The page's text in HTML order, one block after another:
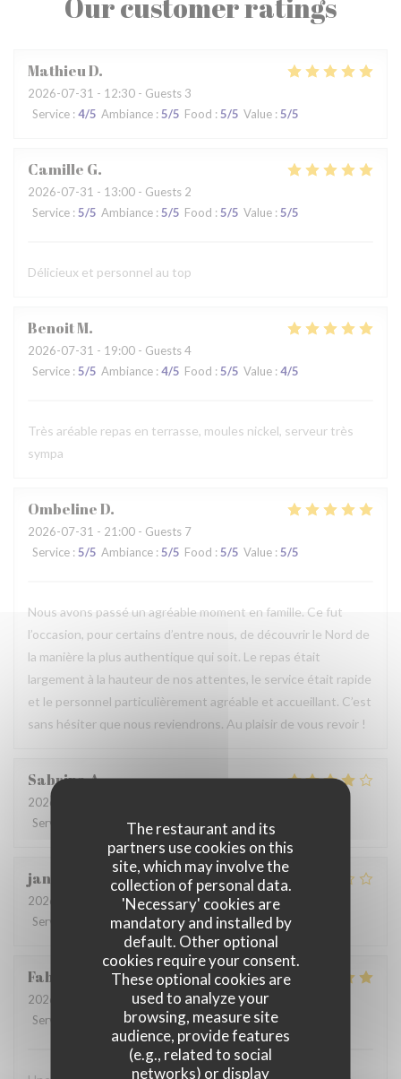
The restaurant and its
partners use cookies on this
site, which may involve the
collection of personal data.
'Necessary' cookies are
mandatory and installed by
default. Other optional
cookies require your consent.
These optional cookies are
used to analyze your
browsing, measure site
audience, provide features
(e.g., related to social
networks) or display
Our customer ratings
MathieuD
2026-07-31 - 12:30 - Guests 3
Service : 4/5 Ambiance : 5/5 Food : 5/5 Value : 5/5
Camille G
2026-07-31 - 13:00 - Guests 2
Service : 5/5 Ambiance : 5/5 Food : 5/5 Value : 5/5
Délicieux et personnel au top
BenoitM
2026-07-31 - 19:00 - Guests 4
Service : 5/5 Ambiance : 4/5 Food : 5/5 Value : 4/5
Très aréable repas en terrasse, moules nickel, serveur très
sympa
OmbelineD
2026-07-31 - 21:00 - Guests 7
Service : 5/5 Ambiance : 5/5 Food : 5/5 Value : 5/5
Nous avons passé un agréable moment en famille. Ce fut
l’occasion, pour certains d’entre nous, de découvrir le Nord de
la manière la plus authentique qui soit. Le repas était
largement à la hauteur de nos attentes, le service était rapide
et le personnel particulièrement agréable et accueillant. C’est
sans hésiter que nous reviendrons. Au plaisir de vous revoir !
SabrinaA
2026-07-25
Service
Ambiance /5 4 Value
jan
2026-07-28
- 19:30 - Guests 2
Service
Ambiance: 3/5 Food :3/5 Value :3/5
Fabrice
2026-07-19
- 12:00 - Guests 3
Service
Ambiance:5/5 Food: 4/5 Value: